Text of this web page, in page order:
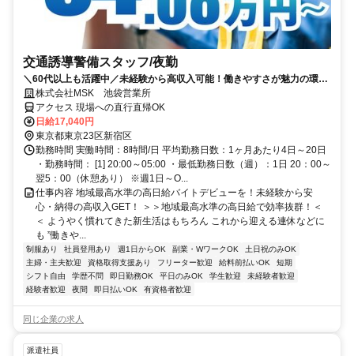
交通誘導警備スタッフ/夜勤
＼60代以上も活躍中／未経験から高収入可能！働きやすさが魅力の環境
で警備員デビューをしませんか！【月収34万円以上可能！日払いも
OK！】勤務3日前迄シフト申請が可能です！週1日～・短期もOK！あな
たのライフスタイルに合わせてお仕事しませんか！未経験者大歓迎！年
代幅広く活躍しています。
株式会社MSK 池袋営業所
アクセス 現場への直行直帰OK
日給17,040円
東京都東京23区新宿区
勤務時間 実働時間：8時間/日 平均勤務日数：1ヶ月あたり4日～20日
・勤務時間： [1] 20:00～05:00 ・最低勤務日数（週）：1日 20：00～
翌5：00（休憩あり） ※週1日～O...
仕事内容 地域最高水準の高日給バイトデビューを！未経験から安
心・納得の高収入GET！ ＞＞地域最高水準の高日給で効率抜群！＜
＜ ようやく慣れてきた新生活はもちろん これから迎える連休などに
も ”働きや...
制服あり 社員登用あり 週1日からOK 副業・WワークOK
土日祝のみOK
主婦・主夫歓迎
資格取得支援あり フリーター歓迎 給料前払いOK
短期
シフト自由
学歴不問 即日勤務OK 平日のみOK 学生歓迎
未経験者歓迎
経験者歓迎
夜間 即日払いOK 有資格者歓迎
同じ企業の求人
派遣社員